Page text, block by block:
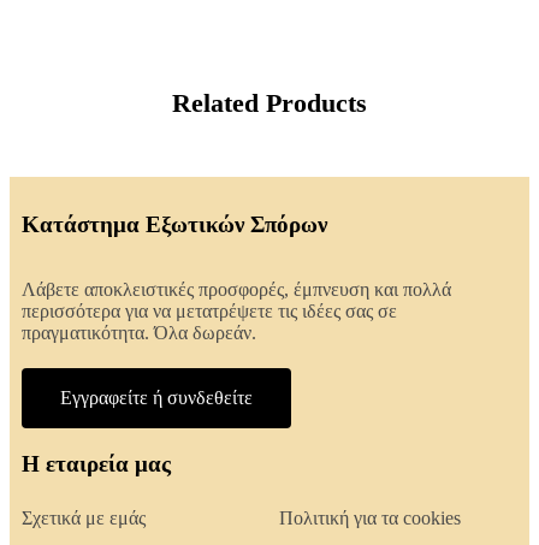
Related Products
Κατάστημα Εξωτικών Σπόρων
Λάβετε αποκλειστικές προσφορές, έμπνευση και πολλά
περισσότερα για να μετατρέψετε τις ιδέες σας σε
πραγματικότητα. Όλα δωρεάν.
Εγγραφείτε ή συνδεθείτε
Η εταιρεία μας
Σχετικά με εμάς
Πολιτική για τα cookies